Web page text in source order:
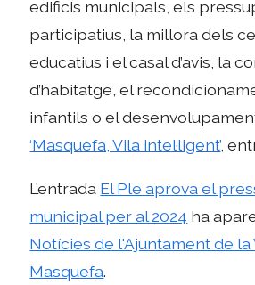
edificis municipals, els
participatius, la millora dels
educatius i el casal d’avis, la
d’habitatge, el
infantils o el
‘Masquefa, Vila intel·ligent’,
L’entrada El Ple aprova el
municipal per al 2024 ha
Notícies de l'Ajuntament de la
Masquefa.